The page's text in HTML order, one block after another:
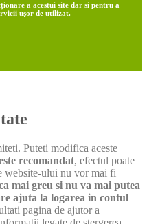
a acestui site dar si pentru a
uşor de utilizat.
Puteti modifica aceste
recomandat, efectul poate
website-ului nu vor mai fi
mai greu si nu va mai putea
ajuta la logarea in contul
pagina de ajutor a